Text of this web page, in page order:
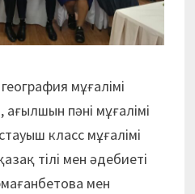
география мұғалімі
пәні мұғалімі
класс мұғалімі
тілі мен әдебиеті
мен